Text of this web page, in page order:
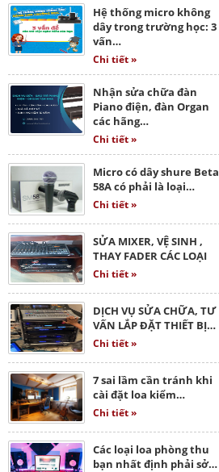
Hệ thống micro không
dây trong trường học: 3
vấn…
Chi tiết »
Nhận sửa chữa đàn
Piano điện, đàn Organ
các hãng…
Chi tiết »
Micro có dây shure Beta
58A có phải là loại…
Chi tiết »
SỬA MIXER, VỆ SINH ,
THAY FADER CÁC LOẠI
Chi tiết »
DỊCH VỤ SỬA CHỮA, TƯ
VẤN LẮP ĐẶT THIẾT BỊ…
Chi tiết »
7 sai lầm cần tránh khi
cài đặt loa kiểm…
Chi tiết »
Các loại loa phòng thu
bạn nhất định phải sở…